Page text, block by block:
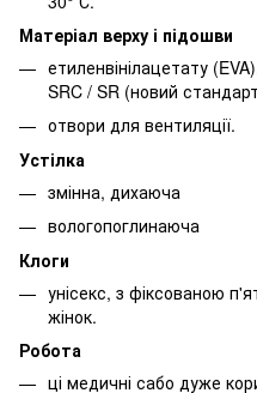
Матеріал верху і підошви
етиленвінілацетату
SRC / SR (новий
отвори для вентиляції.
Устілка
змінна, дихаюча
вологопоглинаюча
Клоги
унісекс, з фіксованою
жінок.
Робота
ці медичні сабо дуже